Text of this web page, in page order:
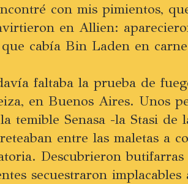
con mis pimientos,
en Allien:
cabía Bin Laden en
faltaba la prueba de
en Buenos Aires. Unos
temible Senasa -la Stasi de
entre las maletas a
Descubrieron butifarras
secuestraron